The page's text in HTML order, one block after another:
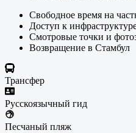
Свободное время на
Доступ к
Смотровые точки и
Возвращение в Стамбул
Трансфер
Русскоязычный гид
Песчаный пляж